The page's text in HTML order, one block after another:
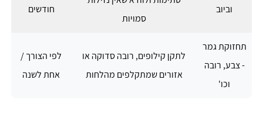
וביוב
סמויות
חודשים
תחזוקת גמר
- צבע, רובה
וכו'
לתקן קילופים, רובה סדוקה או
אזורים שמתקלפים מהלחות
לפי הצורך /
אחת לשנה